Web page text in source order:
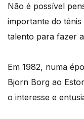
Não é possível
importante do
talento para fazer
Em 1982, numa
Bjorn Borg ao
o interesse e